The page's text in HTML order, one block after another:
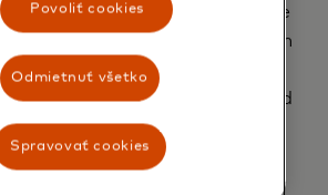
našich riešení Open Finance
získavanie informácií o vašom
Podobne, programy, ktoré
overiť vašu totožnosť napríklad
tváre alebo odtlačku
spracúvanie vašej
biometrických údajov. Všetky
Povoliť cookies
Odmietnuť všetko
Spravovať cookies